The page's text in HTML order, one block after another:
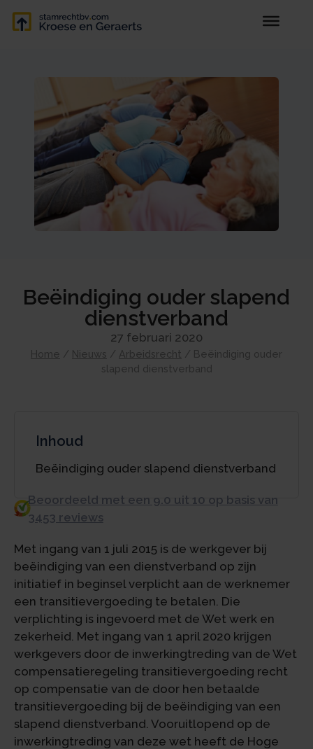
Beëindiging ouder slapend
dienstverband
27 februari 2020
Home / Nieuws / Arbeidsrecht / Beëindiging ouder
slapend dienstverband
Inhoud
Beëindiging ouder slapend dienstverband
Beoordeeld met een 9.0 uit 10 op basis van
3453 reviews
Met ingang van 1 juli 2015 is de werkgever bij
beëindiging van een dienstverband op zijn
initiatief in beginsel verplicht aan de werknemer
een transitievergoeding te betalen. Die
verplichting is ingevoerd met de Wet werk en
zekerheid. Met ingang van 1 april 2020 krijgen
werkgevers door de inwerkingtreding van de Wet
compensatieregeling transitievergoeding recht
op compensatie van de door hen betaalde
transitievergoeding bij de beëindiging van een
slapend dienstverband. Vooruitlopend op de
inwerkingtreding van deze wet heeft de Hoge